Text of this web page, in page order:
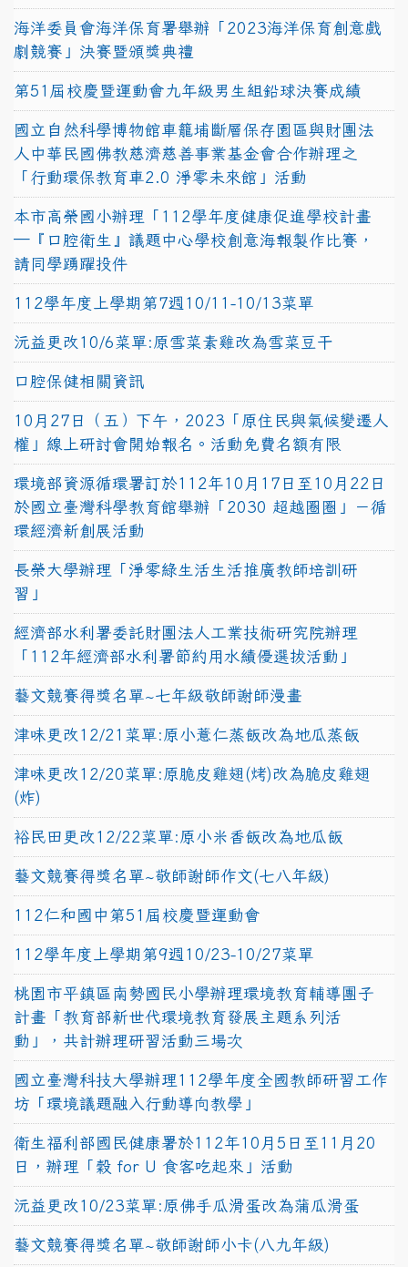
海洋委員會海洋保育署舉辦「2023海洋保育創意戲
劇競賽」決賽暨頒獎典禮
第51屆校慶暨運動會九年級男生組鉛球決賽成績
國立自然科學博物館車籠埔斷層保存園區與財團法
人中華民國佛教慈濟慈善事業基金會合作辦理之
「行動環保教育車2.0 淨零未來館」活動
本市高榮國小辦理「112學年度健康促進學校計畫
─『口腔衛生』議題中心學校創意海報製作比賽，
請同學踴躍投件
112學年度上學期第7週10/11-10/13菜單
沅益更改10/6菜單:原雪菜素雞改為雪菜豆干
口腔保健相關資訊
10月27日（五）下午，2023「原住民與氣候變遷人
權」線上研討會開始報名。活動免費名額有限
環境部資源循環署訂於112年10月17日至10月22日
於國立臺灣科學教育館舉辦「2030 超越圈圈」－循
環經濟新創展活動
長榮大學辦理「淨零綠生活生活推廣教師培訓研
習」
經濟部水利署委託財團法人工業技術研究院辦理
「112年經濟部水利署節約用水績優選拔活動」
藝文競賽得獎名單~七年級敬師謝師漫畫
津味更改12/21菜單:原小薏仁蒸飯改為地瓜蒸飯
津味更改12/20菜單:原脆皮雞翅(烤)改為脆皮雞翅
(炸)
裕民田更改12/22菜單:原小米香飯改為地瓜飯
藝文競賽得獎名單~敬師謝師作文(七八年級)
112仁和國中第51屆校慶暨運動會
112學年度上學期第9週10/23-10/27菜單
桃園市平鎮區南勢國民小學辦理環境教育輔導團子
計畫「教育部新世代環境教育發展主題系列活
動」，共計辦理研習活動三場次
國立臺灣科技大學辦理112學年度全國教師研習工作
坊「環境議題融入行動導向教學」
衛生福利部國民健康署於112年10月5日至11月20
日，辦理「穀 for U 食客吃起來」活動
沅益更改10/23菜單:原佛手瓜滑蛋改為蒲瓜滑蛋
藝文競賽得獎名單~敬師謝師小卡(八九年級)